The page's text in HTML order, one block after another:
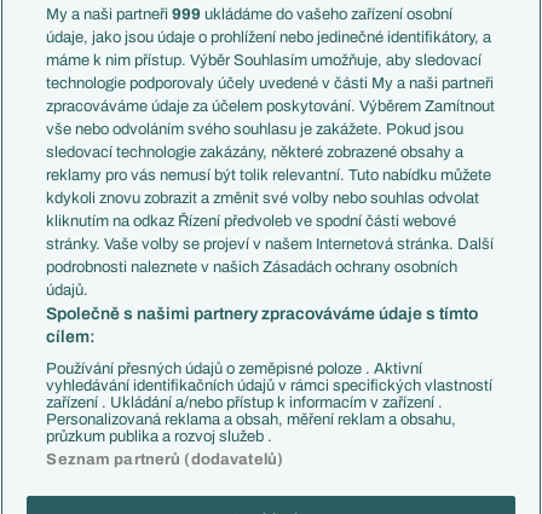
Témata
Představení týmů MS
EuroSkauting
PL v kostce
Evropské koeficienty
Přestupy
Přestupové spekulace
Zranění
Kluby
Arsenal FC
Chelsea FC
Manchester United
AC Milán
Juventus FC
Bayern Mnichov
FC Barcelona
Real Madrid
Francie
Itálie
Německo
Španělsko
Argentina
Brazílie
Přestupy
Zápasy
Livescore
Tipovací soutěž
My a naši partneři999 ukládáme do vašeho zařízení osobní
údaje, jako jsou údaje o prohlížení nebo jedinečné identifikátory, a
máme k nim přístup. Výběr Souhlasím umožňuje, aby sledovací
technologie podporovaly účely uvedené v části My a naši partneři
zpracováváme údaje za účelem poskytování. Výběrem Zamítnout
vše nebo odvoláním svého souhlasu je zakážete. Pokud jsou
sledovací technologie zakázány, některé zobrazené obsahy a
reklamy pro vás nemusí být tolik relevantní. Tuto nabídku můžete
kdykoli znovu zobrazit a změnit své volby nebo souhlas odvolat
kliknutím na odkaz Řízení předvoleb ve spodní části webové
stránky. Vaše volby se projeví v našem Internetová stránka. Další
podrobnosti naleznete v našich Zásadách ochrany osobních
údajů.
Společně s našimi partnery zpracováváme údaje s tímto
cílem:
Používání přesných údajů o zeměpisné poloze . Aktivní
vyhledávání identifikačních údajů v rámci specifických vlastností
zařízení . Ukládání a/nebo přístup k informacím v zařízení .
Personalizovaná reklama a obsah, měření reklam a obsahu,
průzkum publika a rozvoj služeb .
Seznam partnerů (dodavatelů)